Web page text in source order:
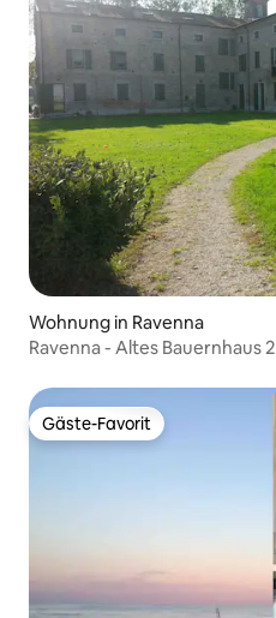
Wohnung in Ravenna
Ravenna - Altes Bauernhaus 2
Gäste-Favorit
Gäste-Favorit